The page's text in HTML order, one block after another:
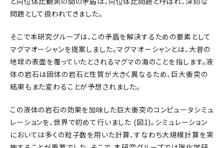
問題として扱われてきました。
そこで本研究グループは、この矛盾を解決するための要素として
マグマオーシャンを提案しました。マグマオーシャンとは、大昔の
地球の表面を覆っていたとされるマグマの海のことを指します。液
体の岩石は固体の岩石と性質が大きく異なるため、巨大衝突の
結果もまた変わることが予想されました。
この液体の岩石の効果を加味した巨大衝突のコンピュータシミュ
レーションを、世界で初めて行いました (図1)。シミュレーション
においては多くの粒子数を用いた計算、すなわち大規模計算を実